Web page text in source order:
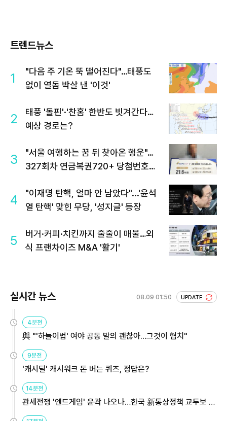
트렌드뉴스
1
"다음 주 기온 뚝 떨어진다"…태풍도
없이 열돔 박살 낸 '이것'
2
태풍 '돌핀'·'찬홈' 한반도 빗겨간다…
예상 경로는?
3
"서울 여행하는 꿈 뒤 찾아온 행운"…
327회차 연금복권720+ 당첨번호조
4
"이재명 탄핵, 얼마 안 남았다"...'윤석
열 탄핵' 맞힌 무당, '성지글' 등장
5
버거·커피·치킨까지 줄줄이 매물…외
식 프랜차이즈 M&A '활기'
실시간 뉴스 08.09 01:50 UPDATE
4분전
與 "'하늘이법' 여야 공동 발의 괜찮아…그것이 협치"
9분전
'캐시딜' 캐시워크 돈 버는 퀴즈, 정답은?
14분전
관세전쟁 '엔드게임' 윤곽 나오나…한국 新통상정책 교두보 활
용해야